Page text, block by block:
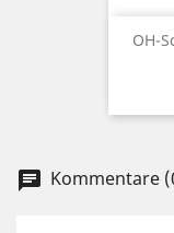
OH-
chat Kommentare